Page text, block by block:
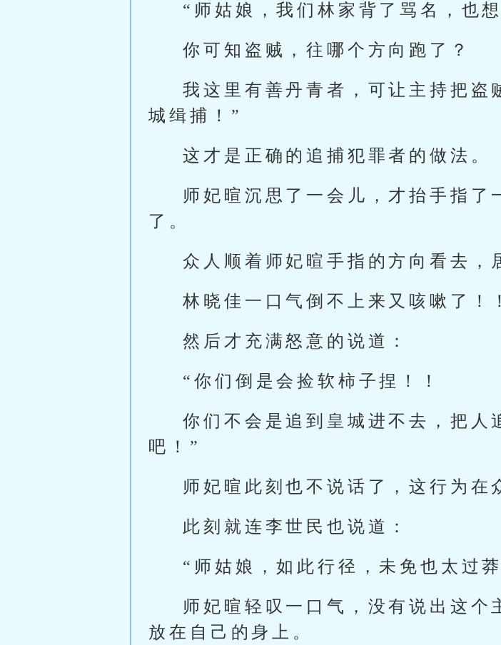
“师姑娘，我们林家背了骂名，也
你可知盗贼，往哪个方向跑了？
我这里有善丹青者，可让主持把盗
城缉捕！”
这才是正确的追捕犯罪者的做法。
师妃暄沉思了一会儿，才抬手指了
了。
众人顺着师妃暄手指的方向看去，
林晓佳一口气倒不上来又咳嗽了！
然后才充满怒意的说道：
“你们倒是会捡软柿子捏！！
你们不会是追到皇城进不去，把人
吧！”
师妃暄此刻也不说话了，这行为在
此刻就连李世民也说道：
“师姑娘，如此行径，未免也太过
师妃暄轻叹一口气，没有说出这个
放在自己的身上。